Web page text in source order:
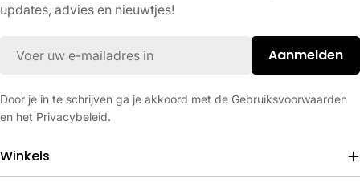
updates, advies en nieuwtjes!
Aanmelden
Door je in te schrijven ga je akkoord met de Gebruiksvoorwaarden
en het Privacybeleid.
Winkels